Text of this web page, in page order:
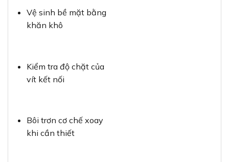
Vệ sinh bề mặt bằng
khăn khô
Kiểm tra độ chặt của
vít kết nối
Bôi trơn cơ chế xoay
khi cần thiết